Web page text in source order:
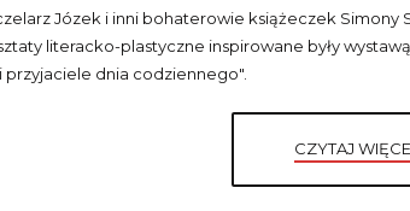
Józek i inni bohaterowie książeczek Simony
literacko-plastyczne inspirowane były
przyjaciele dnia codziennego".
CZYTAJ